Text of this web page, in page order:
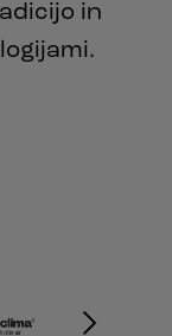
in